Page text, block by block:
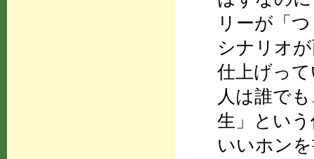
リーが「
シナリオ
仕上げっ
人は誰で
生」とい
いいホン